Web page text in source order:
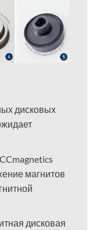
дисковых
магнитов
дисковая